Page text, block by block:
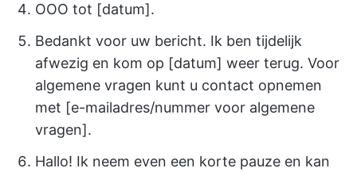
OOO tot [datum].
Bedankt voor uw bericht. Ik ben tijdelijk
afwezig en kom op [datum] weer terug. Voor
algemene vragen kunt u contact opnemen
met [e-mailadres/nummer voor algemene
vragen].
Hallo! Ik neem even een korte pauze en kan